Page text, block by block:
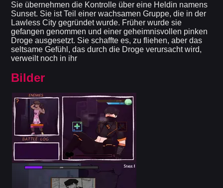
Sie übernehmen die Kontrolle über eine Heldin namens
Sunset. Sie ist Teil einer wachsamen Gruppe, die in der
Lawless City gegründet wurde. Früher wurde sie
gefangen genommen und einer geheimnisvollen pinken
Droge ausgesetzt. Sie schaffte es, zu fliehen, aber das
seltsame Gefühl, das durch die Droge verursacht wird,
verweilt noch in ihr
Bilder